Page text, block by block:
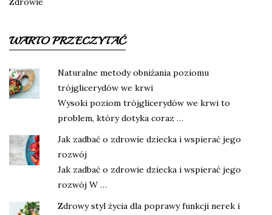
WARTO PRZECZYTAĆ
Naturalne metody obniżania poziomu
trójglicerydów we krwi
Wysoki poziom trójglicerydów we krwi to
problem, który dotyka coraz …
Jak zadbać o zdrowie dziecka i wspierać jego
rozwój
Jak zadbać o zdrowie dziecka i wspierać jego
rozwój W …
Zdrowy styl życia dla poprawy funkcji nerek i